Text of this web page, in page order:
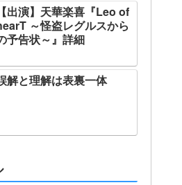
【出演】天華楽喜『Leo of
～怪盗レグルスから
予告状～』詳細
解と理解は表裏一体